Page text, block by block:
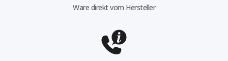
Ware direkt vom Hersteller